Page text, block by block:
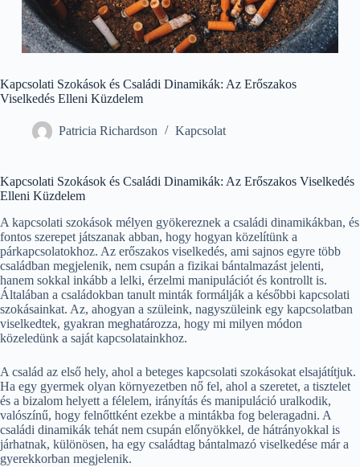
Kapcsolati Szokások és Családi Dinamikák: Az Erőszakos
Viselkedés Elleni Küzdelem
Patricia Richardson Kapcsolat
Kapcsolati Szokások és Családi Dinamikák: Az Erőszakos Viselkedés
Elleni Küzdelem
A kapcsolati szokások mélyen gyökereznek a családi dinamikákban, és
fontos szerepet játszanak abban, hogy hogyan közelítünk a
párkapcsolatokhoz. Az erőszakos viselkedés, ami sajnos egyre több
családban megjelenik, nem csupán a fizikai bántalmazást jelenti,
hanem sokkal inkább a lelki, érzelmi manipulációt és kontrollt is.
Általában a családokban tanult minták formálják a későbbi kapcsolati
szokásainkat. Az, ahogyan a szüleink, nagyszüleink egy kapcsolatban
viselkedtek, gyakran meghatározza, hogy mi milyen módon
közeledünk a saját kapcsolatainkhoz.
A család az első hely, ahol a beteges kapcsolati szokásokat elsajátítjuk.
Ha egy gyermek olyan környezetben nő fel, ahol a szeretet, a tisztelet
és a bizalom helyett a félelem, irányítás és manipuláció uralkodik,
valószínű, hogy felnőttként ezekbe a mintákba fog beleragadni. A
családi dinamikák tehát nem csupán előnyökkel, de hátrányokkal is
járhatnak, különösen, ha egy családtag bántalmazó viselkedése már a
gyerekkorban megjelenik.